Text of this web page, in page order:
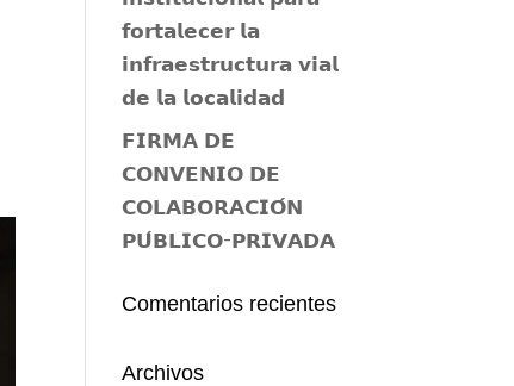
𝗳𝗼𝗿𝘁𝗮𝗹𝗲𝗰𝗲𝗿 𝗹𝗮
𝗶𝗻𝗳𝗿𝗮𝗲𝘀𝘁𝗿𝘂𝗰𝘁𝘂𝗿𝗮 𝘃𝗶𝗮𝗹
𝗱𝗲 𝗹𝗮 𝗹𝗼𝗰𝗮𝗹𝗶𝗱𝗮𝗱
𝗙𝗜𝗥𝗠𝗔 𝗗𝗘
𝗖𝗢𝗡𝗩𝗘𝗡𝗜𝗢 𝗗𝗘
𝗖𝗢𝗟𝗔𝗕𝗢𝗥𝗔𝗖𝗜𝗢́𝗡
𝗣𝗨́𝗕𝗟𝗜𝗖𝗢-𝗣𝗥𝗜𝗩𝗔𝗗𝗔
Comentarios recientes
Archivos